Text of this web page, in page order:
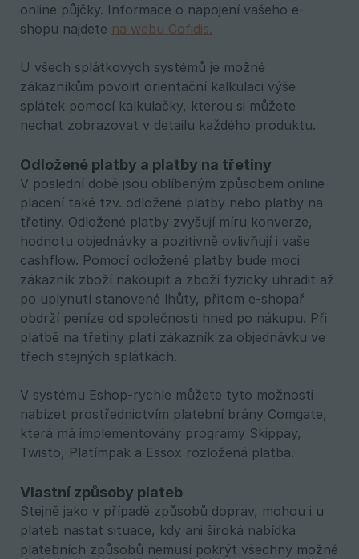
online půjčky. Informace o napojení vašeho e-
shopu najdete na webu Cofidis.
U všech splátkových systémů je možné
zákazníkům povolit orientační kalkulaci výše
splátek pomocí kalkulačky, kterou si můžete
nechat zobrazovat v detailu každého produktu.
Odložené platby a platby na třetiny
V poslední době jsou oblíbeným způsobem online
placení také tzv. odložené platby nebo platby na
třetiny. Odložené platby zvyšují míru konverze,
hodnotu objednávky a pozitivně ovlivňují i vaše
cashflow. Pomocí odložené platby bude moci
zákazník zboží nakoupit a zboží fyzicky uhradit až
po uplynutí stanovené lhůty, přitom e-shopař
obdrží peníze od společnosti hned po nákupu. Při
platbě na třetiny platí zákazník za objednávku ve
třech stejných splátkách.
V systému Eshop-rychle můžete tyto možnosti
nabízet prostřednictvím platební brány Comgate,
která má implementovány programy Skippay,
Twisto, Platímpak a Essox rozložená platba.
Vlastní způsoby plateb
Stejně jako v případě způsobů doprav, mohou i u
plateb nastat situace, kdy ani široká nabídka
platebních způsobů nemusí pokrýt všechny možné